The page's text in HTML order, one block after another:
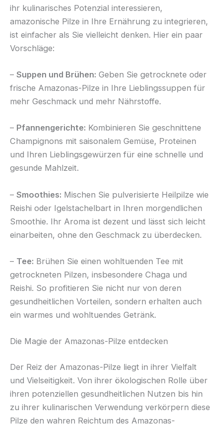
ihr kulinarisches Potenzial interessieren,
amazonische Pilze in Ihre Ernährung zu integrieren,
ist einfacher als Sie vielleicht denken. Hier ein paar
Vorschläge:
– Suppen und Brühen: Geben Sie getrocknete oder
frische Amazonas-Pilze in Ihre Lieblingssuppen für
mehr Geschmack und mehr Nährstoffe.
– Pfannengerichte: Kombinieren Sie geschnittene
Champignons mit saisonalem Gemüse, Proteinen
und Ihren Lieblingsgewürzen für eine schnelle und
gesunde Mahlzeit.
– Smoothies: Mischen Sie pulverisierte Heilpilze wie
Reishi oder Igelstachelbart in Ihren morgendlichen
Smoothie. Ihr Aroma ist dezent und lässt sich leicht
einarbeiten, ohne den Geschmack zu überdecken.
– Tee: Brühen Sie einen wohltuenden Tee mit
getrockneten Pilzen, insbesondere Chaga und
Reishi. So profitieren Sie nicht nur von deren
gesundheitlichen Vorteilen, sondern erhalten auch
ein warmes und wohltuendes Getränk.
Die Magie der Amazonas-Pilze entdecken
Der Reiz der Amazonas-Pilze liegt in ihrer Vielfalt
und Vielseitigkeit. Von ihrer ökologischen Rolle über
ihren potenziellen gesundheitlichen Nutzen bis hin
zu ihrer kulinarischen Verwendung verkörpern diese
Pilze den wahren Reichtum des Amazonas-